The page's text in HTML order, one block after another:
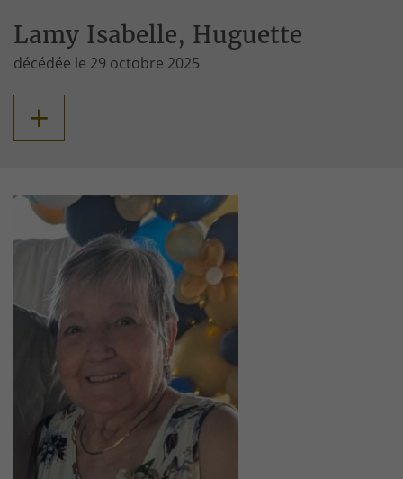
Lamy Isabelle, Huguette
décédée le 29 octobre 2025
+